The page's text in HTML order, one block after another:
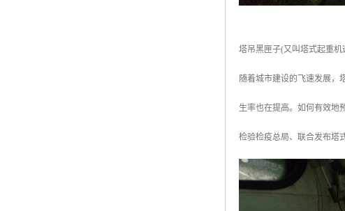
塔吊黑匣子(又叫塔式起重
随着城市建设的飞速发展，
生率也在提高。如何有效地
检验检疫总局、联合发布塔